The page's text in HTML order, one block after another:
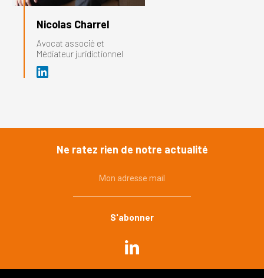
Nicolas Charrel
Avocat associé et
Médiateur juridictionnel
Ne ratez rien de notre actualité
Mon adresse mail
Commande publique
Urbanisme, environnement
Immobilier, construction